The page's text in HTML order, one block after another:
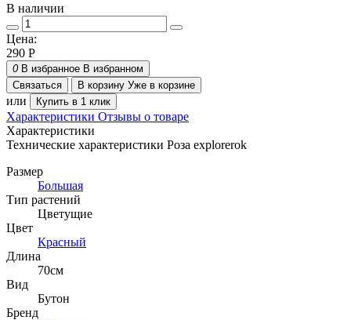
В наличии
Цена:
290 Р
0 В избранное В избранном
Связаться
В корзину Уже в корзине
или Купить в 1 клик
Характеристики Отзывы о товаре
Характеристики
Технические характеристики Роза explorerok
Размер
Большая
Тип растений
Цветущие
Цвет
Красный
Длина
70см
Вид
Бутон
Бренд